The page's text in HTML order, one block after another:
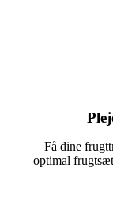
Få dine
optimal